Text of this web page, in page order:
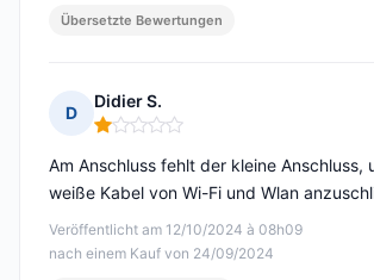
Übersetzte Bewertungen
D
Didier S.
Hinweis: 1 von 5
Veröffentlicht am 12/10/2024 à 08h09
nach einem Kauf von 24/09/2024
Am Anschluss fehlt der kleine Anschluss,
weiße Kabel von Wi-Fi und Wlan